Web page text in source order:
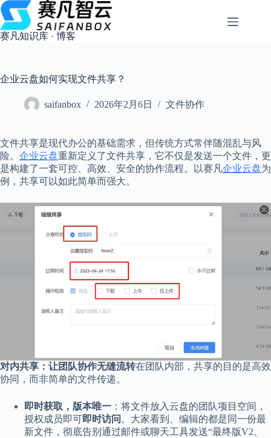
跳
过
内
容
赛凡知识库 · 博客
企业云盘如何实现文件共享？
saifanbox 2026年2月6日 文件协作
文件共享是现代办公的基础需求，但传统方式常伴随混乱与风
险。 企业云盘重新定义了文件共享，它不仅是发送一个文件，更
是构建了一套可控、高效、安全的协作流程。以赛凡企业云盘为
例，共享可以如此简单而强大。
对内共享：让团队协作无缝流转在团队内部，共享的目的是高效
协同，而非简单的文件传递。
即时获取，版本唯一 ：将文件放入云盘的团队项目空间，
授权成员即可即时访问 。大家看到、编辑的都是同一份最
新文件，彻底告别通过邮件或聊天工具发送“最终版V2、